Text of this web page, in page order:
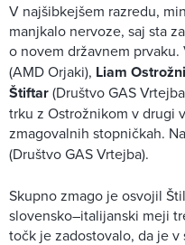
V najšibkejšem razredu,
manjkalo nervoze, saj sta
o novem državnem
(AMD Orjaki), Liam
Štiftar(Društvo GAS
trku z Ostrožnikom v drugi
zmagovalnih stopničkah.
(Društvo GAS Vrtejba).
Skupno zmago je osvojil
slovensko–italijanski meji
točk je zadostovalo, da je